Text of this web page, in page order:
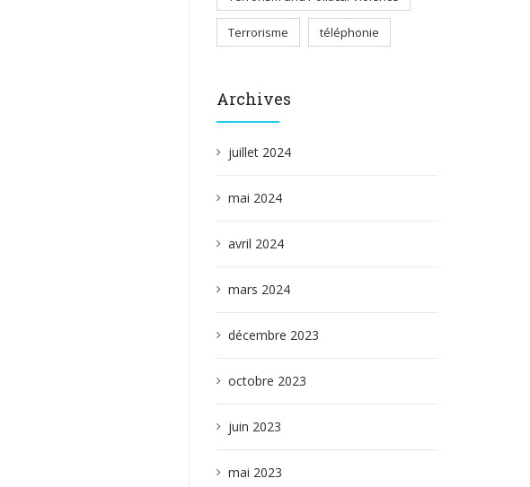
Terrorisme téléphonie
Archives
juillet 2024
mai 2024
avril 2024
mars 2024
décembre 2023
octobre 2023
juin 2023
mai 2023